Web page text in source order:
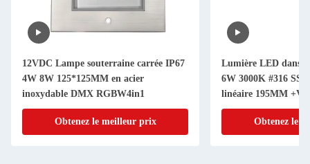
12VDC Lampe souterraine carrée IP67
4W 8W 125*125MM en acier
inoxydable DMX RGBW4in1
Obtenez le meilleur prix
Lumière LED dans
6W 3000K #316 SS
linéaire 195MM
Obtenez le